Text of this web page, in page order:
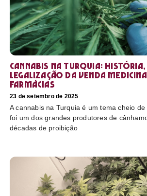
Cannabis na Turquia: história,
legalização da venda
farmácias
23 de setembro de 2025
A cannabis na Turquia é um tema cheio
foi um dos grandes produtores de
décadas de proibição